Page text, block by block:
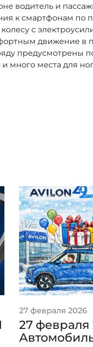
водитель и
к смартфонам по
с
движение в
предусмотрены
много места для
27 февраля 2026
27 февраля